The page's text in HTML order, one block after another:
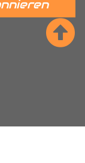
NV400 Interstar
Partner
Renault